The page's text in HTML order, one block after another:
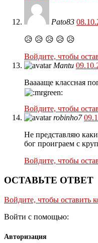
Pato83
😥 😥 😥 😥 😥
Войдите, чтобы
Mantu
Вааааще классная
Войдите, чтобы
robinho7
Не представляю
бог проиграем с
Войдите, чтобы
ОСТАВЬТЕ ОТВЕТ
Войдите, чтобы оставить
Войти с помощью:
Авторизация